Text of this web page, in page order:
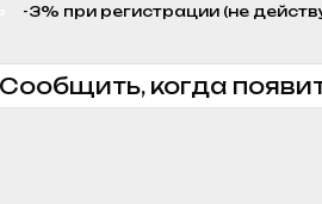
-3% при регистрации (не
Сообщить, когда